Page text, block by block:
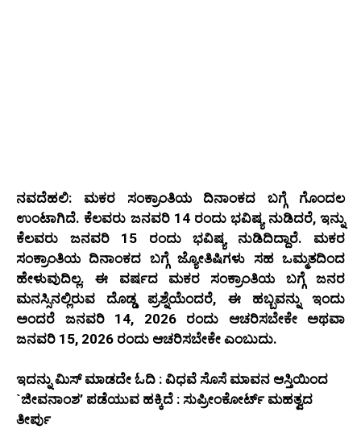
ನವದೆಹಲಿ: ಮಕರ ಸಂಕ್ರಾಂತಿಯ ದಿನಾಂಕದ ಬಗ್ಗೆ ಗೊಂದಲ
ಉಂಟಾಗಿದೆ. ಕೆಲವರು ಜನವರಿ 14 ರಂದು ಭವಿಷ್ಯ ನುಡಿದರೆ, ಇನ್ನು
ಕೆಲವರು ಜನವರಿ 15 ರಂದು ಭವಿಷ್ಯ ನುಡಿದಿದ್ದಾರೆ. ಮಕರ
ಸಂಕ್ರಾಂತಿಯ ದಿನಾಂಕದ ಬಗ್ಗೆ ಜ್ಯೋತಿಷಿಗಳು ಸಹ ಒಮ್ಮತದಿಂದ
ಹೇಳುವುದಿಲ್ಲ. ಈ ವರ್ಷದ ಮಕರ ಸಂಕ್ರಾಂತಿಯ ಬಗ್ಗೆ ಜನರ
ಮನಸ್ಸಿನಲ್ಲಿರುವ ದೊಡ್ಡ ಪ್ರಶ್ನೆಯೆಂದರೆ, ಈ ಹಬ್ಬವನ್ನು ಇಂದು
ಅಂದರೆ ಜನವರಿ 14, 2026 ರಂದು ಆಚರಿಸಬೇಕೇ ಅಥವಾ
ಜನವರಿ 15, 2026 ರಂದು ಆಚರಿಸಬೇಕೇ ಎಂಬುದು.
ಇದನ್ನು ಮಿಸ್‌ ಮಾಡದೇ ಓದಿ : ವಿಧವೆ ಸೊಸೆ ಮಾವನ ಆಸ್ತಿಯಿಂದ
`ಜೀವನಾಂಶ’ ಪಡೆಯುವ ಹಕ್ಕಿದೆ : ಸುಪ್ರೀಂಕೋರ್ಟ್ ಮಹತ್ವದ
ತೀರ್ಪು